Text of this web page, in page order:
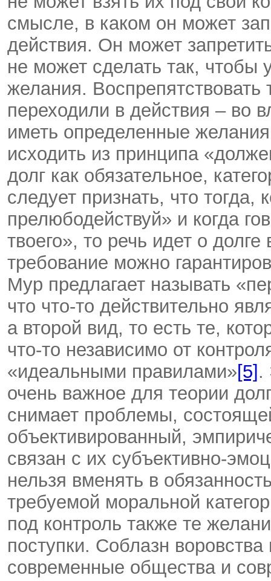
смысле, в каком он может
действия. Он может
не может сделать так, чтобы
желания.
переходили в действия – во
иметь определенные
исходить из принципа
долг как обязательное,
следует признать, что тогда,
прелюбодействуй» и когда
твоего», то речь идет о
требование можно
Мур предлагает называть
что что-то действительно
а второй вид, то есть те,
что-то независимо от
«идеальными правилами»[5] .
очень важное для теории
снимает проблемы,
объективированный,
связан с их субъективно-
нельзя вменять в
требуемой моральной
под контроль также те
поступки. Соблазн
современные общества и